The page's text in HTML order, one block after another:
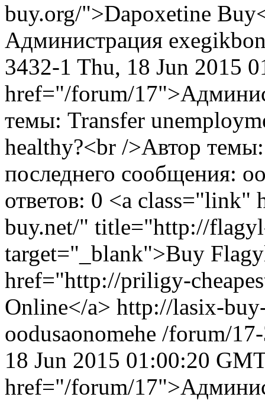
buy.org/">Dapoxetine
Администрация
3432-1 Thu, 18 Jun 2015
href="/forum/
темы: Transfer
healthy?<br />Автор
последнего сообщения:
ответов: 0 <a class="link"
buy.net/" title="http://
target="_blank">Buy
href="http://priligy-
Online</a> http://lasix-
oodusaonomehe /forum/
18 Jun 2015 01:00:20
href="/forum/